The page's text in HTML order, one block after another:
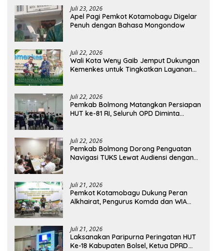
Juli 23, 2026
Apel Pagi Pemkot Kotamobagu Digelar
Penuh dengan Bahasa Mongondow
Juli 22, 2026
Wali Kota Weny Gaib Jemput Dukungan
Kemenkes untuk Tingkatkan Layanan
Juli 22, 2026
Pemkab Bolmong Matangkan Persiapan
HUT ke-81 RI, Seluruh OPD Diminta
Juli 22, 2026
Pemkab Bolmong Dorong Penguatan
Navigasi TUKS Lewat Audiensi dengan
Juli 21, 2026
Pemkot Kotamobagu Dukung Peran
Alkhairat, Pengurus Komda dan WIA
Juli 21, 2026
Laksanakan Paripurna Peringatan HUT
Ke-18 Kabupaten Bolsel, Ketua DPRD